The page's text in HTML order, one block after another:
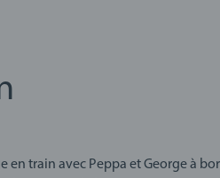
en train avec Peppa et George à